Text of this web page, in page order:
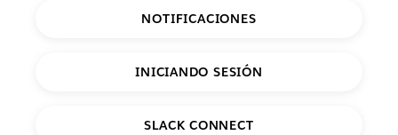
NOTIFICACIONES
INICIANDO SESIÓN
SLACK CONNECT